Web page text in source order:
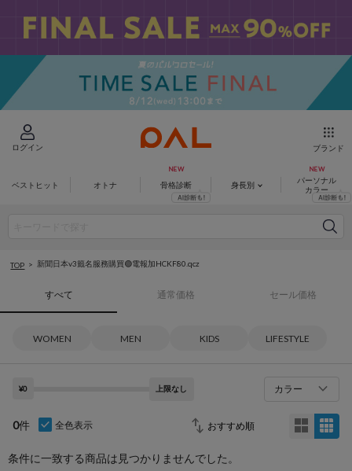
ログイン ブランド
ベストヒット オトナ 骨格診断 身長別
パーソナル
カラー
TOP 新聞日本v3籤名服務購買🟢電報加HCKF80.qcz
すべて 通常価格 セール価格
WOMEN MEN KIDS LIFESTYLE
¥0 上限なし カラー
0件 全色表示
条件に一致する商品は見つかりませんでした。